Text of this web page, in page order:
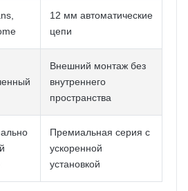
12 мм автоматические
цепи
Внешний монтаж без
внутреннего
пространства
Премиальная серия с
ускоренной
установкой